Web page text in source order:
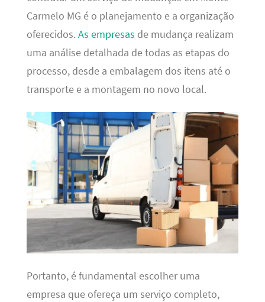
Carmelo MG é o planejamento e a organização
oferecidos. As empresas de mudança realizam
uma análise detalhada de todas as etapas do
processo, desde a embalagem dos itens até o
transporte e a montagem no novo local.
Portanto, é fundamental escolher uma
empresa que ofereça um serviço completo,